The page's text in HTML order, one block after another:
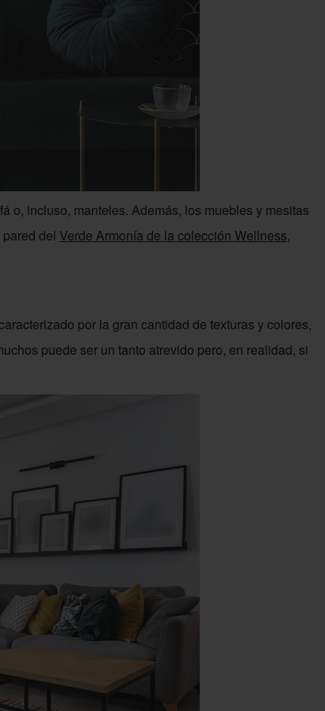
o, incluso, manteles. Además, los muebles y mesitas
del Verde Armonía de la colección Wellness,
por la gran cantidad de texturas y colores,
puede ser un tanto atrevido pero, en realidad, si